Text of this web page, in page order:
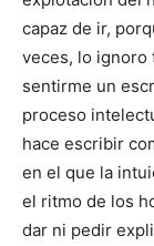
capaz de ir,
veces, lo ignoro
sentirme un
proceso
hace escribir
en el que la
el ritmo de los
dar ni pedir